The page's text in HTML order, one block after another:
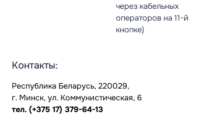
через кабельных
операторов на 11-й
кнопке)
Контакты:
Республика Беларусь, 220029,
г. Минск, ул. Коммунистическая, 6
тел. (+375 17) 379-64-13